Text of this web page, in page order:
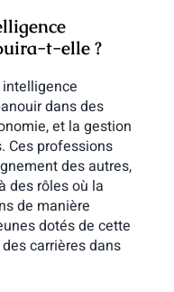
t-elle ?
dans des
et la gestion
Ces professions
des autres,
des rôles où la
de manière
dotés de cette
carrières dans